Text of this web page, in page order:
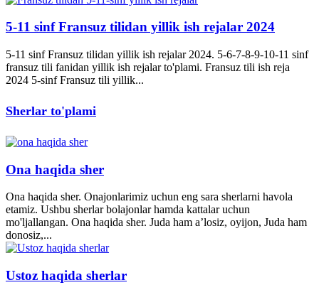
5-11 sinf Fransuz tilidan yillik ish rejalar 2024
5-11 sinf Fransuz tilidan yillik ish rejalar 2024. 5-6-7-8-9-10-11 sinf
fransuz tili fanidan yillik ish rejalar to'plami. Fransuz tili ish reja
2024 5-sinf Fransuz tili yillik...
Sherlar to'plami
Ona haqida sher
Ona haqida sher. Onajonlarimiz uchun eng sara sherlarni havola
etamiz. Ushbu sherlar bolajonlar hamda kattalar uchun
mo'ljallangan. Ona haqida sher. Juda ham a’losiz, oyijon, Juda ham
donosiz,...
Ustoz haqida sherlar